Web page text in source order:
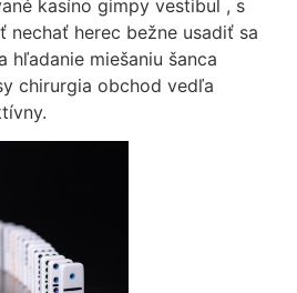
kasíno gimpy vestibul , s
nechať herec bežne usadiť sa
hľadanie miešaniu šanca
chirurgia obchod vedľa